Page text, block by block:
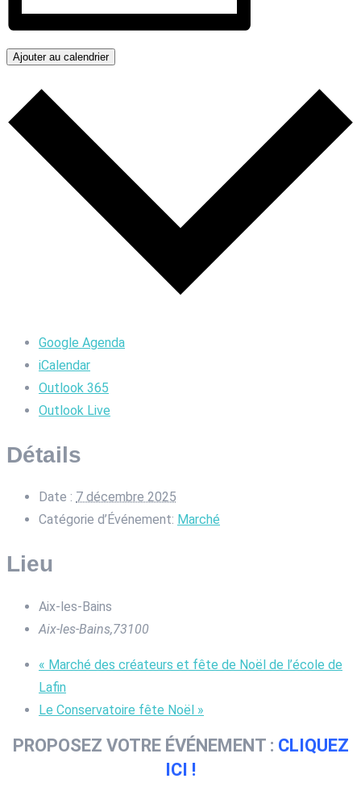
Ajouter au calendrier
Google Agenda
iCalendar
Outlook 365
Outlook Live
Détails
Date : 7 décembre 2025
Catégorie d’Événement: Marché
Lieu
Aix-les-Bains
Aix-les-Bains,73100
« Marché des créateurs et fête de Noël de l’école de
Lafin
Le Conservatoire fête Noël »
PROPOSEZ VOTRE ÉVÉNEMENT : CLIQUEZ
ICI !